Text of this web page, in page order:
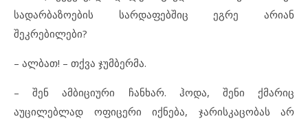
სადარბაზოების სარდაფებშიც ეგრე არიან
შეკრებილები?
– ალბათ! – თქვა ჯუმბერმა.
– შენ ამბიციური ჩანხარ. ჰოდა, შენი ქმარიც
აუცილებლად ოფიცერი იქნება, ჯარისკაცობას არ